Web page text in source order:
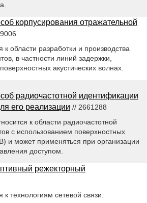
корпусирования отражательной
к области разработки и производства
в частности линий задержки,
акустических волнах.
радиочастотной идентификации
его реализации // 2661288
к области радиочастотной
с использованием поверхностных
и может применяться при организации
доступом.
режекторный
к технологиям сетевой связи.